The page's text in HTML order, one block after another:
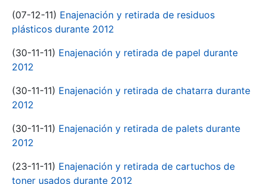
(07-12-11) Enajenación y retirada de residuos
plásticos durante 2012
(30-11-11) Enajenación y retirada de papel durante
2012
(30-11-11) Enajenación y retirada de chatarra durante
2012
(30-11-11) Enajenación y retirada de palets durante
2012
(23-11-11) Enajenación y retirada de cartuchos de
toner usados durante 2012